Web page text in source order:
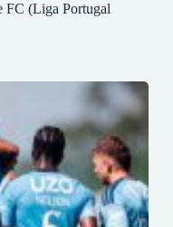
FC (Liga Portugal